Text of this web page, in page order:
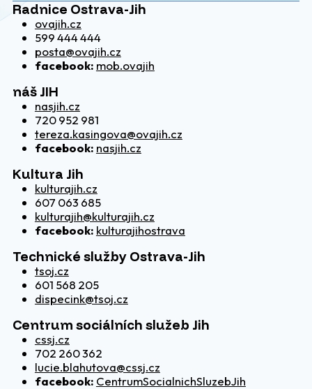
Radnice Ostrava-Jih
ovajih.cz
599 444 444
posta@ovajih.cz
facebook: mob.ovajih
náš JIH
nasjih.cz
720 952 981
tereza.kasingova@ovajih.cz
facebook: nasjih.cz
Kultura Jih
kulturajih.cz
607 063 685
kulturajih@kulturajih.cz
facebook: kulturajihostrava
Technické služby Ostrava-Jih
tsoj.cz
601 568 205
dispecink@tsoj.cz
Centrum sociálních služeb Jih
cssj.cz
702 260 362
lucie.blahutova@cssj.cz
facebook: CentrumSocialnichSluzebJih